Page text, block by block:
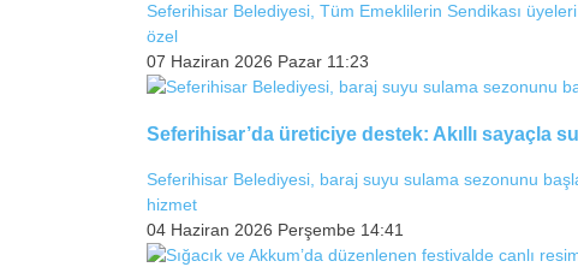
Seferihisar Belediyesi, Tüm Emeklilerin Sendikası
özel
07 Haziran 2026 Pazar 11:23
Seferihisar’da üreticiye destek: Akıllı sayaçla
Seferihisar Belediyesi, baraj suyu sulama sezonunu
hizmet
04 Haziran 2026 Perşembe 14:41